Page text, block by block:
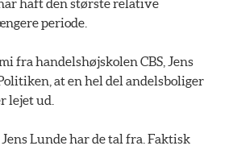
haft den største relative
periode.
fra handelshøjskolen CBS, Jens
at en hel del andelsboliger
lejet ud.
Lunde har de tal fra. Faktisk